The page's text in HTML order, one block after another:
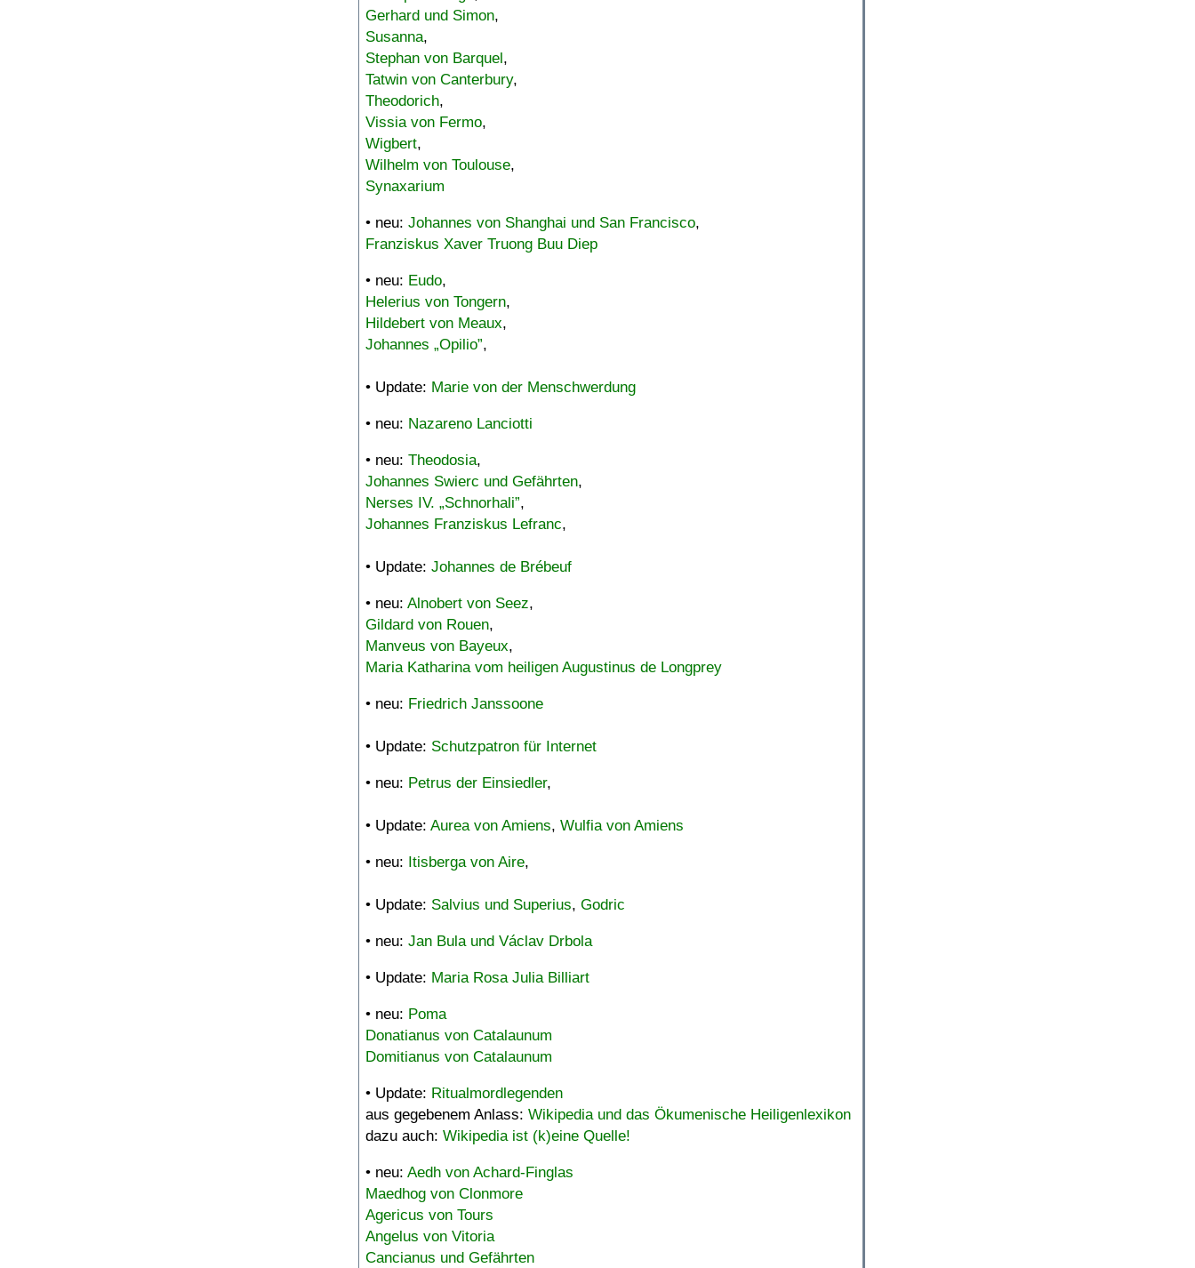
Gerhard und Simon,
Susanna,
Stephan von Barquel,
Tatwin von Canterbury,
Theodorich,
Vissia von Fermo,
Wigbert,
Wilhelm von Toulouse,
Synaxarium
• neu: Johannes von Shanghai und San Francisco,
Franziskus Xaver Truong Buu Diep
• neu: Eudo,
Helerius von Tongern,
Hildebert von Meaux,
Johannes „Opilio”,
• Update: Marie von der Menschwerdung
• neu: Nazareno Lanciotti
• neu: Theodosia,
Johannes Swierc und Gefährten,
Nerses IV. „Schnorhali”,
Johannes Franziskus Lefranc,
• Update: Johannes de Brébeuf
• neu: Alnobert von Seez,
Gildard von Rouen,
Manveus von Bayeux,
Maria Katharina vom heiligen Augustinus de Longprey
• neu: Friedrich Janssoone
• Update: Schutzpatron für Internet
• neu: Petrus der Einsiedler,
• Update: Aurea von Amiens, Wulfia von Amiens
• neu: Itisberga von Aire,
• Update: Salvius und Superius, Godric
• neu: Jan Bula und Václav Drbola
• Update: Maria Rosa Julia Billiart
• neu: Poma
Donatianus von Catalaunum
Domitianus von Catalaunum
• Update: Ritualmordlegenden
aus gegebenem Anlass: Wikipedia und das Ökumenische Heiligenlexikon
dazu auch: Wikipedia ist (k)eine Quelle!
• neu: Aedh von Achard-Finglas
Maedhog von Clonmore
Agericus von Tours
Angelus von Vitoria
Cancianus und Gefährten